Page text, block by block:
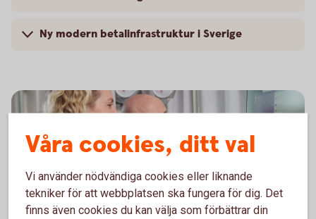
Ny modern betalinfrastruktur i Sverige
Våra cookies, ditt val
Vi använder nödvändiga cookies eller liknande
tekniker för att webbplatsen ska fungera för dig. Det
finns även cookies du kan välja som förbättrar din